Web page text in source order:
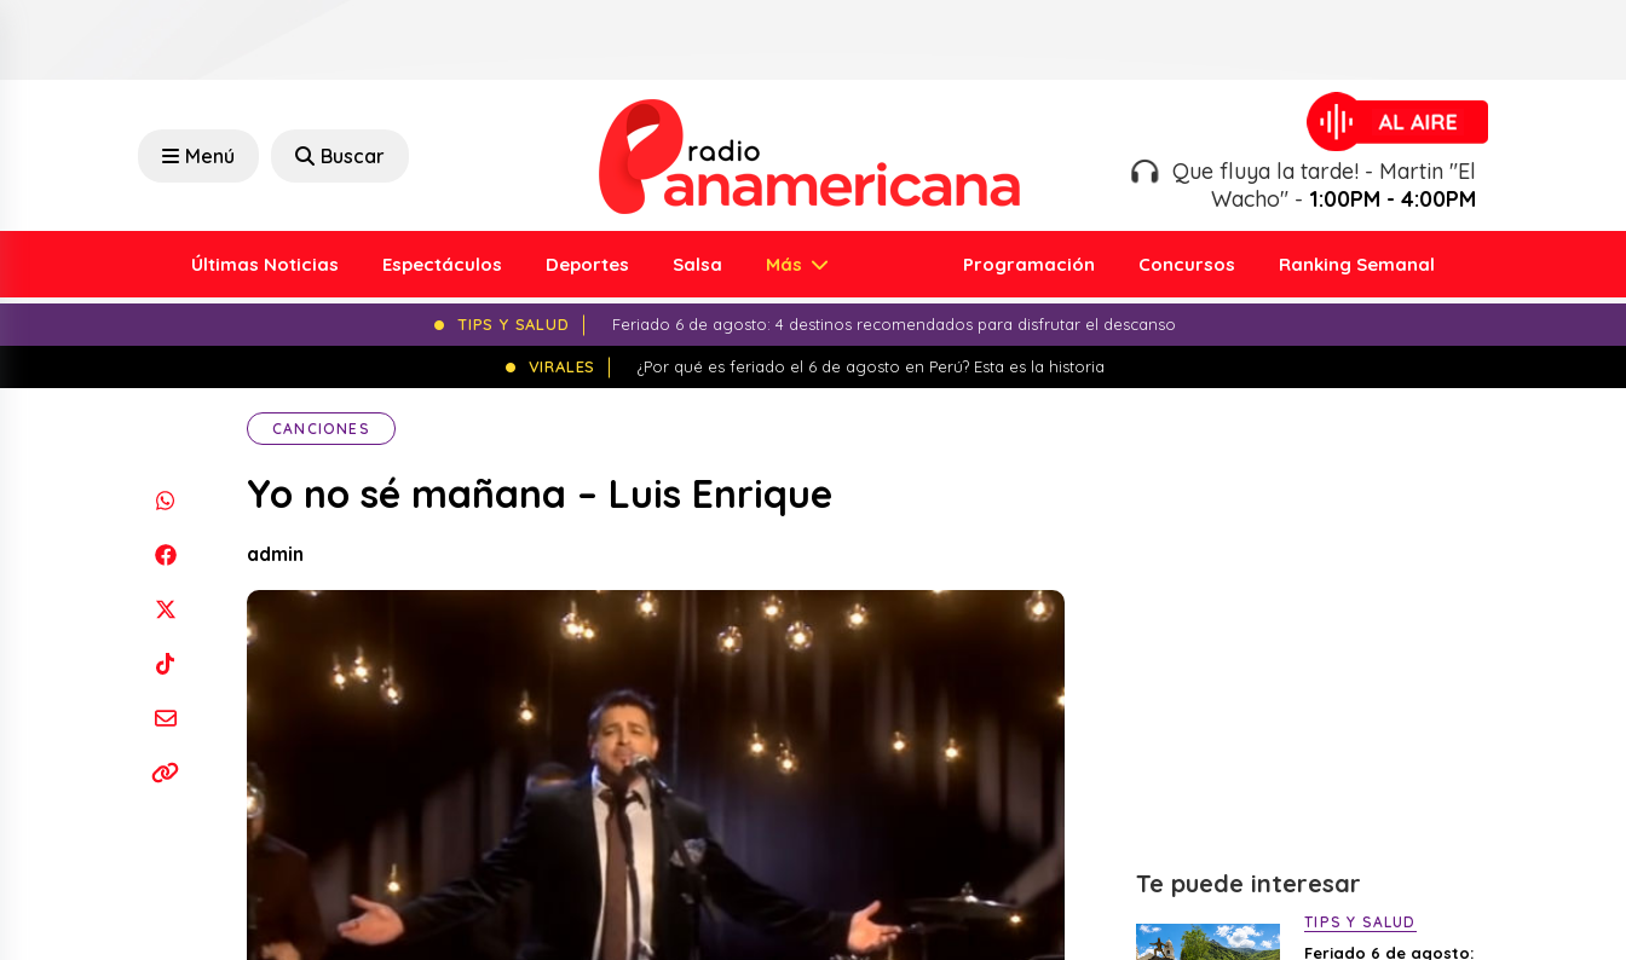
Menú Buscar
Que fluya la tarde! - Martin "El
Wacho" - 1:00PM - 4:00PM
Últimas Noticias Espectáculos Deportes Salsa Más Programación Concursos Ranking Semanal
TIPS Y SALUD Feriado 6 de agosto: 4 destinos recomendados para disfrutar el descanso
VIRALES ¿Por qué es feriado el 6 de agosto en Perú? Esta es la historia
CANCIONES
Yo no sé mañana – Luis Enrique
admin
Te puede interesar
TIPS Y SALUD
Feriado 6 de agosto: